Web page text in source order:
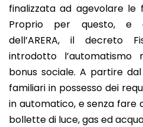
finalizzata ad agevolare le
Proprio per questo, e
dell’ARERA, il decreto
introdotto l’automatismo
bonus sociale. A partire dal
familiari in possesso dei
in automatico, e senza fare
bollette di luce, gas ed